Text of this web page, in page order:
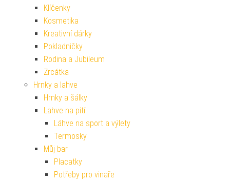
Klíčenky
Kosmetika
Kreativní dárky
Pokladničky
Rodina a Jubileum
Zrcátka
Hrnky a lahve
Hrnky a šálky
Lahve na pití
Láhve na sport a výlety
Termosky
Můj bar
Placatky
Potřeby pro vinaře